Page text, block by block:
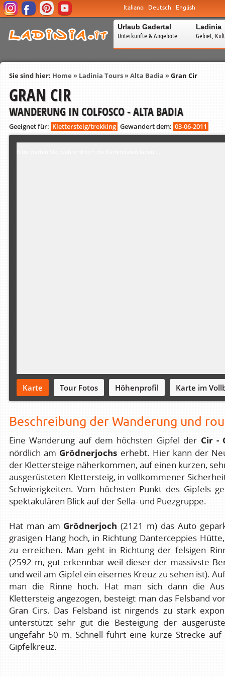
Italiano Deutsch English
Urlaub Gadertal
Unterkünfte & Angebote
Ladinia
Gebiet,
Sie sind hier: Home » Ladinia Tours»Alta Badia »Gran Cir
GRAN CIR
WANDERUNG IN COLFOSCO - ALTA BADIA
Geeignet für: Klettersteig/trekking Gewandert dem: 03-06-2011
Karte Tour Fotos Höhenprofil Karte im
Beschreibung der Wanderung und
Eine Wanderung auf dem höchsten Gipfel der Cir -
nördlich am Grödnerjochs erhebt. Hier kann der
der Klettersteige näherkommen, auf einen kurzen,
ausgerüsteten Klettersteig, in vollkommener
Schwierigkeiten. Vom höchsten Punkt des Gipfels
spektakulären Blick auf der Sella- und Puezgruppe.
Hat man am Grödnerjoch(2121 m) das Auto
grasigen Hang hoch, in Richtung Danterceppies
zu erreichen. Man geht in Richtung der felsigen
(2592 m, gut erkennbar weil dieser der massivste
und weil am Gipfel ein eisernes Kreuz zu sehen ist).
man die Rinne hoch. Hat man sich dann die
Klettersteig angezogen, besteigt man das Felsband
Gran Cirs. Das Felsband ist nirgends zu stark
unterstützt sehr gut die Besteigung der
ungefähr 50 m. Schnell führt eine kurze Strecke
Gipfelkreuz.